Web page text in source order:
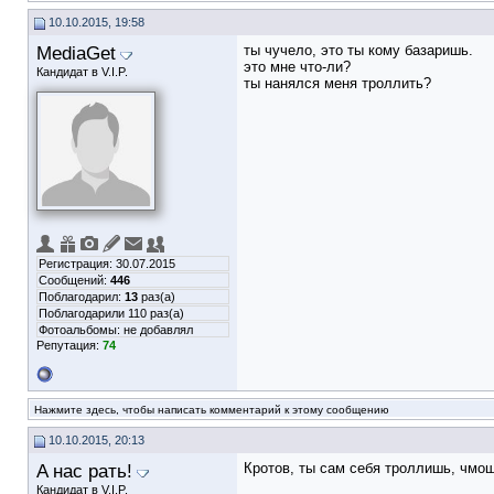
10.10.2015, 19:58
MediaGet
Кандидат в V.I.P.
Регистрация: 30.07.2015
Сообщений: 446
Поблагодарил: 13 раз(а)
Поблагодарили 110 раз(а)
Фотоальбомы: не добавлял
Репутация: 74
ты чучело, это ты кому базаришь.
это мне что-ли?
ты нанялся меня троллить?
Нажмите здесь, чтобы написать комментарий к этому сообщению
10.10.2015, 20:13
A нас рать!
Кандидат в V.I.P.
Кротов, ты сам себя троллишь,